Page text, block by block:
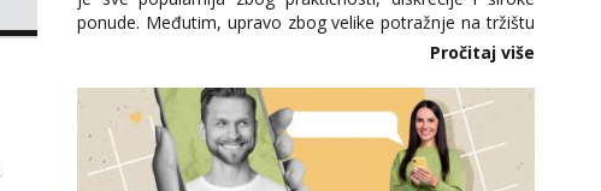
ponude. Međutim, upravo zbog velike potražnje na tržištu
se pojavljuju i brojni krivotvoreni proizvodi, nepouzdane
internetske trgovine te proizvodi nepoznatog podrijetla. ...
Pročitaj više